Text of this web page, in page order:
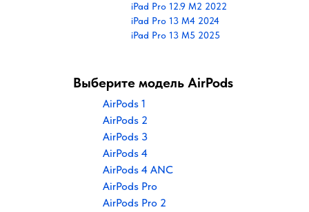
iPad Pro 12.9 M2 2022
iPad Pro 13 M4 2024
iPad Pro 13 M5 2025
Выберите модель AirPods
AirPods 1
AirPods 2
AirPods 3
AirPods 4
AirPods 4 ANC
AirPods Pro
AirPods Pro 2